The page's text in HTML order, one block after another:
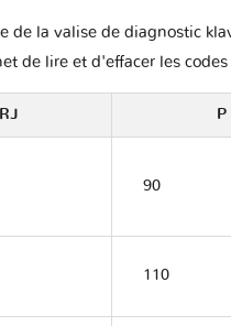
la valise de diagnostic
de lire et d'effacer les
P
90
110